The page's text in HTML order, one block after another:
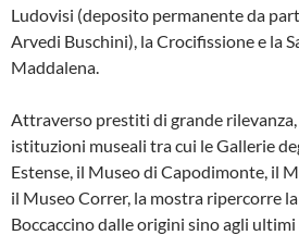
Ludovisi (deposito permanente da
Arvedi Buschini), la Crocifissione e la
Maddalena.
Attraverso prestiti di grande
istituzioni museali tra cui le Gallerie
Estense, il Museo di Capodimonte, il
il Museo Correr, la mostra ripercorre
Boccaccino dalle origini sino agli